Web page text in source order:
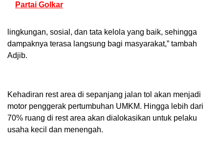
Partai Golkar
lingkungan, sosial, dan tata kelola yang baik, sehingga
dampaknya terasa langsung bagi masyarakat,” tambah
Adjib.
Kehadiran rest area di sepanjang jalan tol akan menjadi
motor penggerak pertumbuhan UMKM. Hingga lebih dari
70% ruang di rest area akan dialokasikan untuk pelaku
usaha kecil dan menengah.